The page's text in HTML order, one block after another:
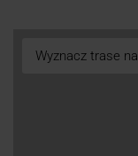
Wyznacz trase